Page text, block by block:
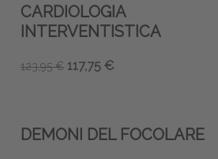
CARDIOLOGIA
INTERVENTISTICA
123,95 € 117,75 €
DEMONI DEL FOCOLARE